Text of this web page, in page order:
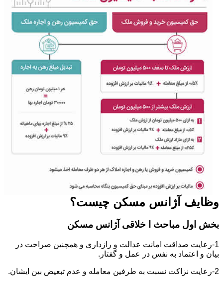
وظایف آژانس مسکن چیست؟
بخش اول مباحث ا خلاقی آژانس مسکن
1-رعایت صداقت امانت عدالت و رازداری و همچنین صراحت در
بیان و اعتماد به نفس در عمل و گفتار.
2-رعایت نزاکت نسبت به طرفین معامله و عدم تبعیض بین ایشان.